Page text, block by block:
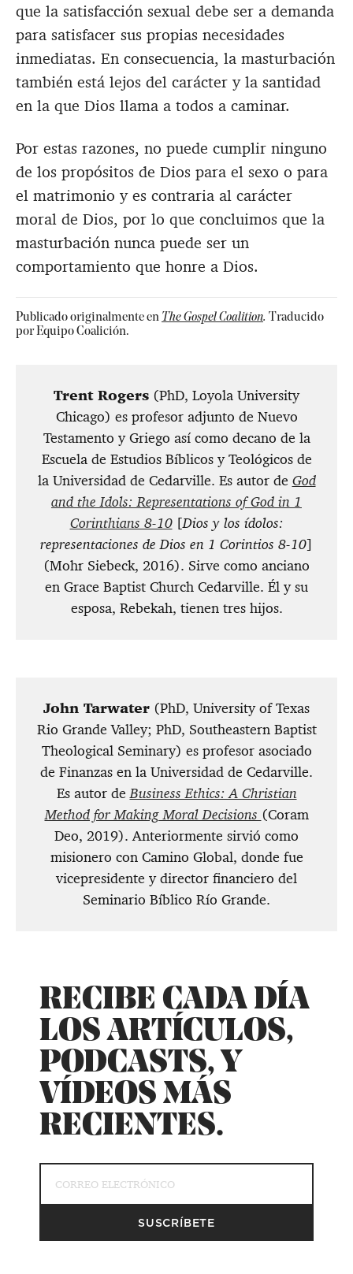
que la satisfacción sexual debe ser a demanda
para satisfacer sus propias necesidades
inmediatas. En consecuencia, la masturbación
también está lejos del carácter y la santidad
en la que Dios llama a todos a caminar.
Por estas razones, no puede cumplir ninguno
de los propósitos de Dios para el sexo o para
el matrimonio y es contraria al carácter
moral de Dios, por lo que concluimos que la
masturbación nunca puede ser un
comportamiento que honre a Dios.
Publicado originalmente en The Gospel Coalition. Traducido
por Equipo Coalición.
Trent Rogers (PhD, Loyola University
Chicago) es profesor adjunto de Nuevo
Testamento y Griego así como decano de la
Escuela de Estudios Bíblicos y Teológicos de
la Universidad de Cedarville. Es autor de God
and the Idols: Representations of God in 1
Corinthians 8-10[Dios y los ídolos:
representaciones de Dios en 1 Corintios 8-10]
(Mohr Siebeck, 2016). Sirve como anciano
en Grace Baptist Church Cedarville. Él y su
esposa, Rebekah, tienen tres hijos.
John Tarwater (PhD, University of Texas
Rio Grande Valley; PhD, Southeastern Baptist
Theological Seminary) es profesor asociado
de Finanzas en la Universidad de Cedarville.
Es autor deBusiness Ethics: A Christian
Method for Making Moral Decisions (Coram
Deo, 2019). Anteriormente sirvió como
misionero con Camino Global, donde fue
vicepresidente y director financiero del
Seminario Bíblico Río Grande.
RECIBE CADA DÍA
LOS ARTÍCULOS,
PODCASTS, Y
VÍDEOS MÁS
RECIENTES.